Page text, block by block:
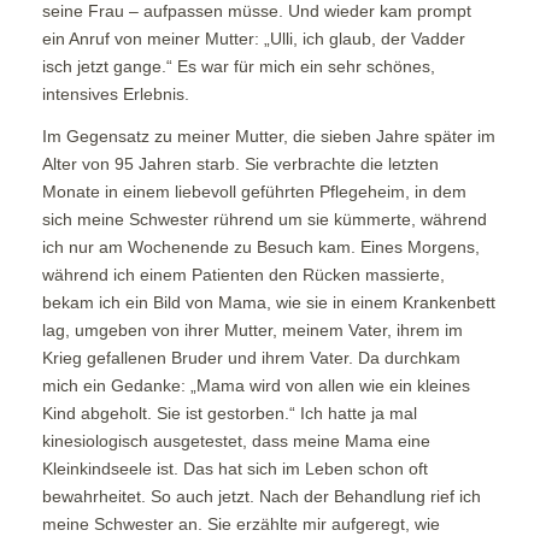
seine Frau – aufpassen müsse. Und wieder kam prompt
ein Anruf von meiner Mutter: „Ulli, ich glaub, der Vadder
isch jetzt gange.“ Es war für mich ein sehr schönes,
intensives Erlebnis.
Im Gegensatz zu meiner Mutter, die sieben Jahre später im
Alter von 95 Jahren starb. Sie verbrachte die letzten
Monate in einem liebevoll geführten Pflegeheim, in dem
sich meine Schwester rührend um sie kümmerte, während
ich nur am Wochenende zu Besuch kam. Eines Morgens,
während ich einem Patienten den Rücken massierte,
bekam ich ein Bild von Mama, wie sie in einem Krankenbett
lag, umgeben von ihrer Mutter, meinem Vater, ihrem im
Krieg gefallenen Bruder und ihrem Vater. Da durchkam
mich ein Gedanke: „Mama wird von allen wie ein kleines
Kind abgeholt. Sie ist gestorben.“ Ich hatte ja mal
kinesiologisch ausgetestet, dass meine Mama eine
Kleinkindseele ist. Das hat sich im Leben schon oft
bewahrheitet. So auch jetzt. Nach der Behandlung rief ich
meine Schwester an. Sie erzählte mir aufgeregt, wie